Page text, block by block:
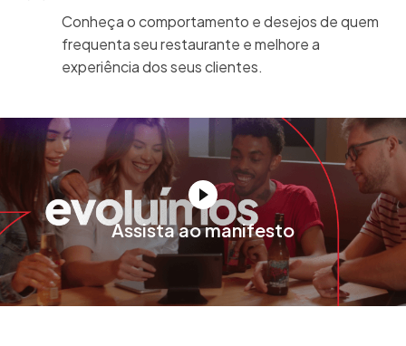
Conheça o comportamento e desejos de quem
frequenta seu restaurante e melhore a
experiência dos seus clientes.
Assista ao manifesto